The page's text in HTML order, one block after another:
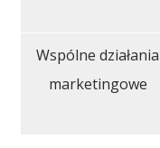
Wspólne działania
marketingowe